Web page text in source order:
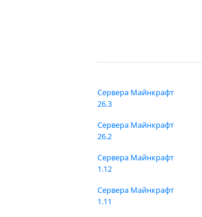
Сервера Майнкрафт
26.3
Сервера Майнкрафт
26.2
Сервера Майнкрафт
1.12
Сервера Майнкрафт
1.11